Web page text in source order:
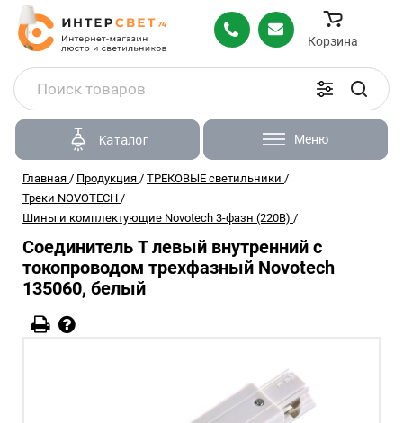
Корзина
Каталог Меню
Главная / Продукция / ТРЕКОВЫЕ светильники /
Треки NOVOTECH /
Шины и комплектующие Novotech 3-фазн (220В) /
Соединитель T левый внутренний с
токопроводом трехфазный Novotech
135060, белый